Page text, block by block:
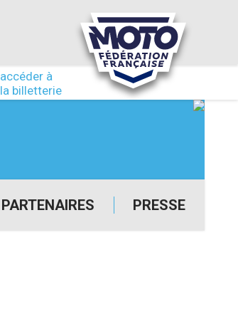
PARTENAIRES PRESSE
accéder à
la billetterie
NEVERS MAGNY-COURS (58)
du 24/09/2026 au 27/09/2026